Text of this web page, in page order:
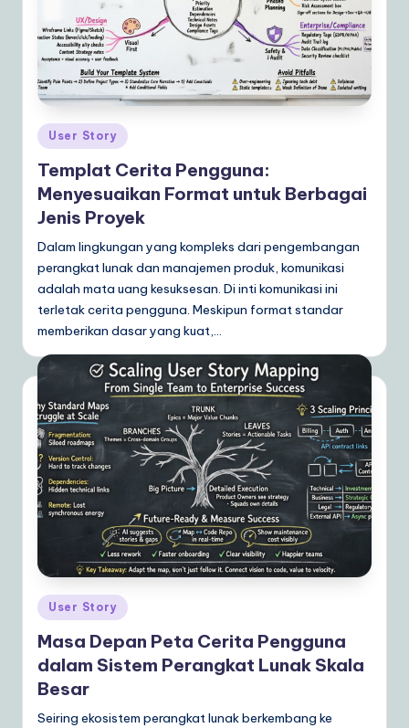
G
ui
d
e
t
o
A
&
S
ft
w
a
r
e
S
lu
ti
o
n
s
Posted
in
User Story
Templat Cerita Pengguna:
Menyesuaikan Format untuk Berbagai
Jenis Proyek
Dalam lingkungan yang kompleks dari pengembangan
perangkat lunak dan manajemen produk, komunikasi
adalah mata uang kesuksesan. Di inti komunikasi ini
terletak cerita pengguna. Meskipun format standar
memberikan dasar yang kuat,…
Posted
in
User Story
Masa Depan Peta Cerita Pengguna
dalam Sistem Perangkat Lunak Skala
Besar
Seiring ekosistem perangkat lunak berkembang ke